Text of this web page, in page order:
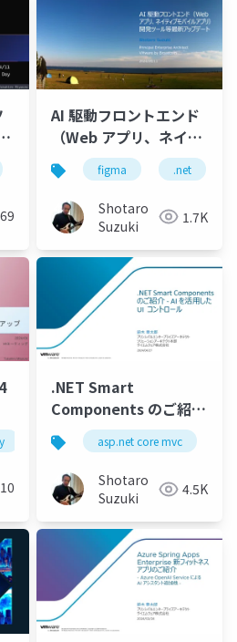
AI 駆動フロントエンド
（Web アプリ、ネイテ
ィブモバイルアプリ）
開発ツール等最新アッ
プデート
figma .net
Shotaro
Suzuki
1.7K
azure openai
.NET Smart
Components のご紹介
- AI を活用した UI コン
トロール
asp.net core mvc
Shotaro
Suzuki
4.5K